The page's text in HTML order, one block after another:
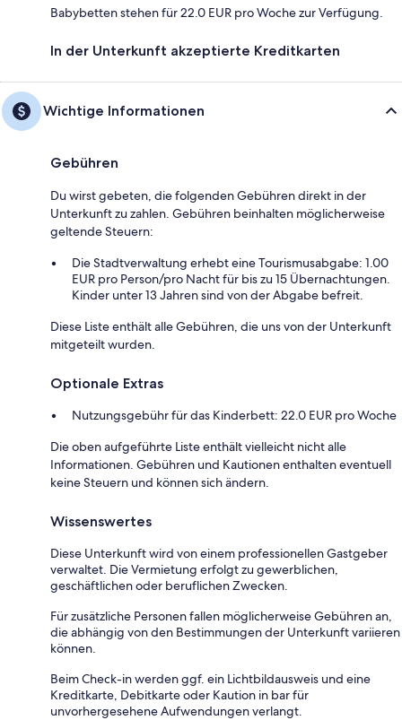
Babybetten stehen für 22.0 EUR pro Woche zur Verfügung.
In der Unterkunft akzeptierte Kreditkarten
Wichtige Informationen
Gebühren
Du wirst gebeten, die folgenden Gebühren direkt in der
Unterkunft zu zahlen. Gebühren beinhalten möglicherweise
geltende Steuern:
Die Stadtverwaltung erhebt eine Tourismusabgabe: 1.00
EUR pro Person/pro Nacht für bis zu 15 Übernachtungen.
Kinder unter 13 Jahren sind von der Abgabe befreit.
Diese Liste enthält alle Gebühren, die uns von der Unterkunft
mitgeteilt wurden.
Optionale Extras
Nutzungsgebühr für das Kinderbett: 22.0 EUR pro Woche
Die oben aufgeführte Liste enthält vielleicht nicht alle
Informationen. Gebühren und Kautionen enthalten eventuell
keine Steuern und können sich ändern.
Wissenswertes
Diese Unterkunft wird von einem professionellen Gastgeber
verwaltet. Die Vermietung erfolgt zu gewerblichen,
geschäftlichen oder beruflichen Zwecken.
Für zusätzliche Personen fallen möglicherweise Gebühren an,
die abhängig von den Bestimmungen der Unterkunft variieren
können.
Beim Check-in werden ggf. ein Lichtbildausweis und eine
Kreditkarte, Debitkarte oder Kaution in bar für
unvorhergesehene Aufwendungen verlangt.